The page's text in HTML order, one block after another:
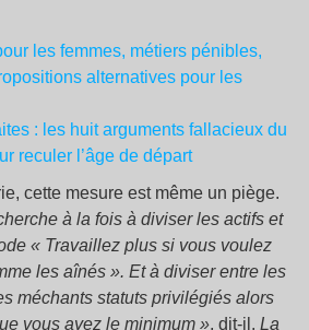
les femmes, métiers pénibles,
alternatives pour les
: les huit arguments fallacieux du
reculer l’âge de départ
cette mesure est même un piège.
à la fois à diviser les actifs et
« Travaillez plus si vous voulez
les aînés ». Et à diviser entre les
méchants statuts privilégiés alors
vous ayez le minimum », dit-il. La